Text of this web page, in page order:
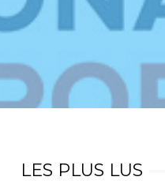
LES PLUS LUS